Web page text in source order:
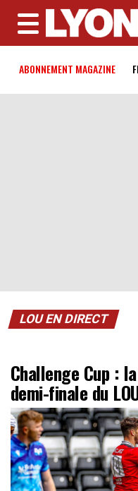
MENU
ABONNEMENT MAGAZINE
LOU EN DIRECT
Challenge Cup :
demi-finale du